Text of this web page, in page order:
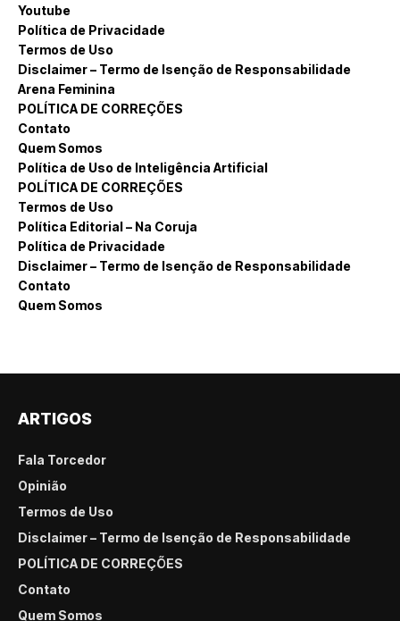
Youtube
Política de Privacidade
Termos de Uso
Disclaimer – Termo de Isenção de Responsabilidade
Arena Feminina
POLÍTICA DE CORREÇÕES
Contato
Quem Somos
Política de Uso de Inteligência Artificial
POLÍTICA DE CORREÇÕES
Termos de Uso
Política Editorial – Na Coruja
Política de Privacidade
Disclaimer – Termo de Isenção de Responsabilidade
Contato
Quem Somos
ARTIGOS
Fala Torcedor
Opinião
Termos de Uso
Disclaimer – Termo de Isenção de Responsabilidade
POLÍTICA DE CORREÇÕES
Contato
Quem Somos